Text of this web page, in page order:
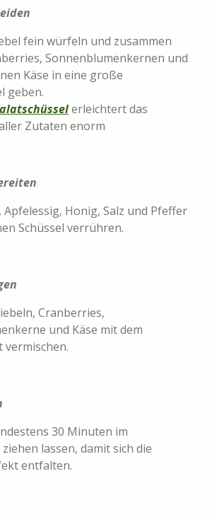
fein würfeln und zusammen
Sonnenblumenkernen und
Käse in eine große
geben.
erleichtert das
Zutaten enorm
Apfelessig, Honig, Salz und Pfeffer
Schüssel verrühren.
Cranberries,
und Käse mit dem
vermischen.
30 Minuten im
lassen, damit sich die
entfalten.